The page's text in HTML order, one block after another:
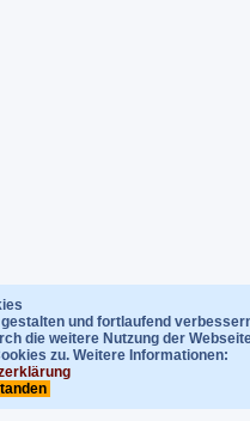
und fortlaufend
die weitere Nutzung der
zu. Weitere Informationen: